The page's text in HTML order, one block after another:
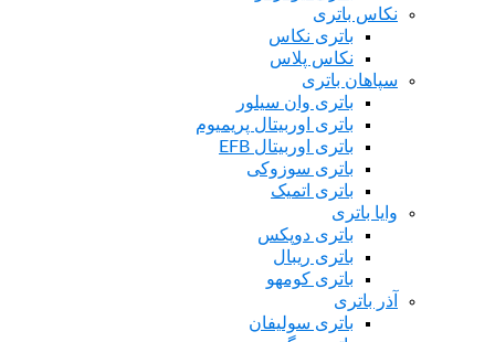
نکاس باتری
باتری نکاس
نکاس پلاس
سپاهان باتری
باتری وان سیلور
باتری اوربیتال پریمیوم
باتری اوربیتال EFB
باتری سوزوکی
باتری اتمیک
وایا باتری
باتری دوپکس
باتری ریبال
باتری کومهو
آذر باتری
باتری سولیفان